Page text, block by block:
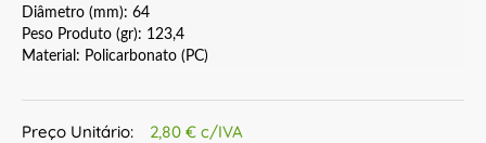
Diâmetro (mm): 64
Peso Produto (gr): 123,4
Material: Policarbonato (PC)
Preço Unitário:
2,80 € c/IVA